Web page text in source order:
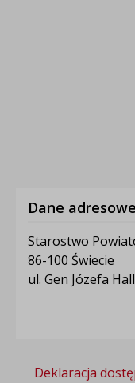
Dane
Starostwo
86-100 Świecie
ul. Gen Józefa
Deklaracja